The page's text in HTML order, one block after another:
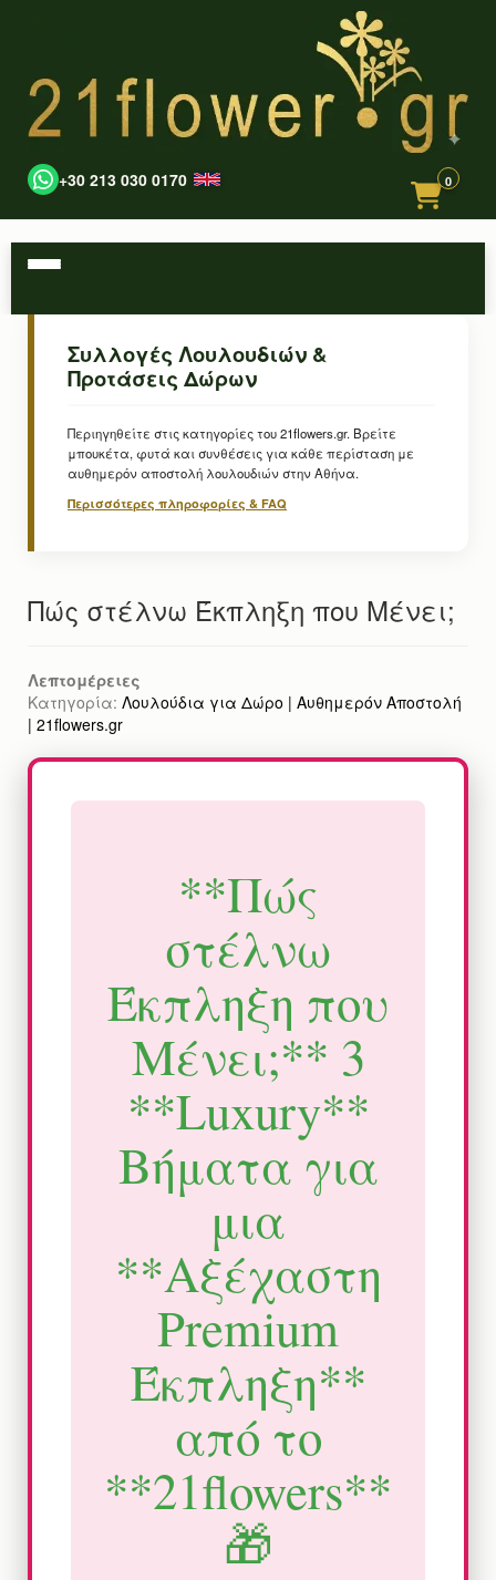
+30 213 030 0170 0
Συλλογές Λουλουδιών &
Προτάσεις Δώρων
Περιηγηθείτε στις κατηγορίες του 21flowers.gr. Βρείτε
μπουκέτα, φυτά και συνθέσεις για κάθε περίσταση με
αυθημερόν αποστολή λουλουδιών στην Αθήνα.
Περισσότερες πληροφορίες & FAQ
Πώς στέλνω Έκπληξη που Μένει;
Λεπτομέρειες
Κατηγορία: Λουλούδια για Δώρο | Αυθημερόν Αποστολή
| 21flowers.gr
**Πώς
στέλνω
Έκπληξη που
Μένει;** 3
**Luxury**
Βήματα για
μια
**Αξέχαστη
Premium
Έκπληξη**
από το
**21flowers**
🎁